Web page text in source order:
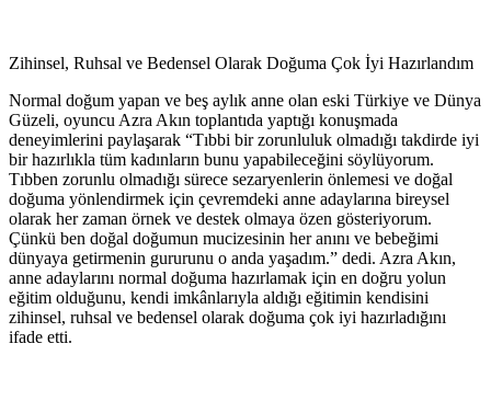
Zihinsel, Ruhsal ve Bedensel Olarak Doğuma Çok İyi Hazırlandım
Normal doğum yapan ve beş aylık anne olan eski Türkiye ve Dünya
Güzeli, oyuncu Azra Akın toplantıda yaptığı konuşmada
deneyimlerini paylaşarak “Tıbbi bir zorunluluk olmadığı takdirde iyi
bir hazırlıkla tüm kadınların bunu yapabileceğini söylüyorum.
Tıbben zorunlu olmadığı sürece sezaryenlerin önlemesi ve doğal
doğuma yönlendirmek için çevremdeki anne adaylarına bireysel
olarak her zaman örnek ve destek olmaya özen gösteriyorum.
Çünkü ben doğal doğumun mucizesinin her anını ve bebeğimi
dünyaya getirmenin gururunu o anda yaşadım.” dedi. Azra Akın,
anne adaylarını normal doğuma hazırlamak için en doğru yolun
eğitim olduğunu, kendi imkânlarıyla aldığı eğitimin kendisini
zihinsel, ruhsal ve bedensel olarak doğuma çok iyi hazırladığını
ifade etti.